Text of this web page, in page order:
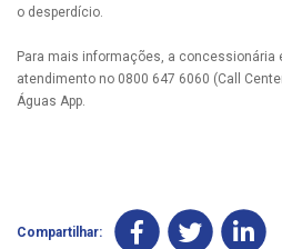
o desperdício.
Para mais informações, a concessionária
atendimento no 0800 647 6060 (Call
Águas App.
Compartilhar: